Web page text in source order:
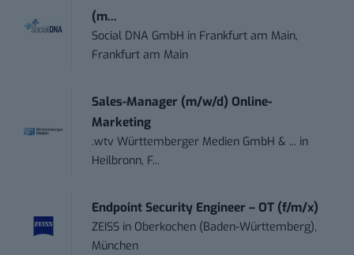
(m...
Social DNA GmbH in Frankfurt am Main,
Frankfurt am Main
Sales-Manager (m/w/d) Online-
Marketing
.wtv Württemberger Medien GmbH & ... in
Heilbronn, F...
Endpoint Security Engineer – OT (f/m/x)
ZEISS in Oberkochen (Baden-Württemberg),
München